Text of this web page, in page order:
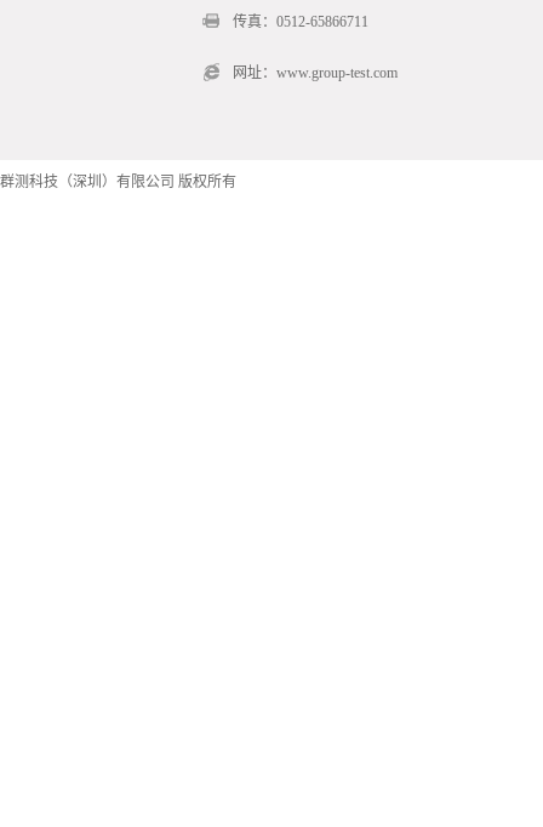
传真：0512-65866711
网址：www.group-test.com
群测科技（深圳）有限公司 版权所有